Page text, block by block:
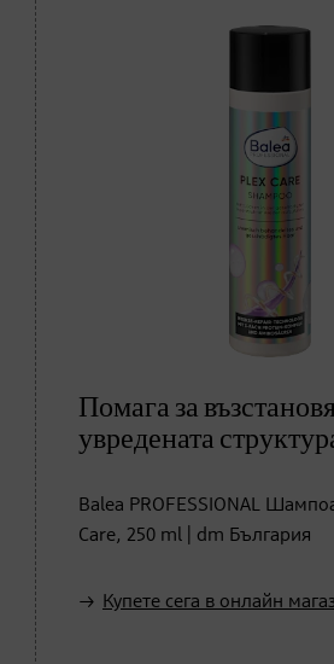
Помага за
увредената
Balea PROFESSIONAL
Care, 250 ml | dm България
Купете сега в онлайн